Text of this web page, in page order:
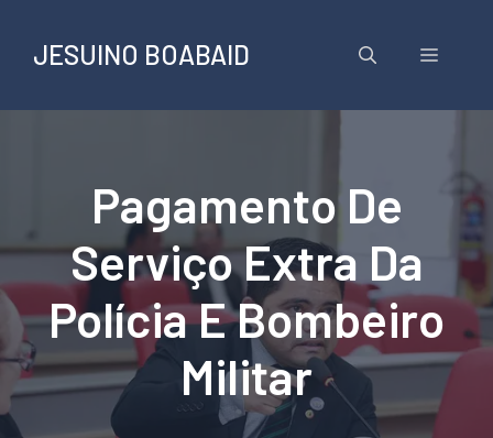
conteúdo
JESUINO BOABAID Menu
Pagamento De
Serviço Extra Da
Polícia E Bombeiro
Militar